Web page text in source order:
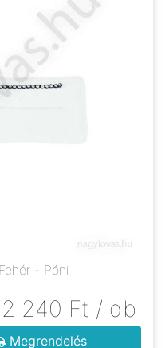
- Póni
2 240 Ft / db
Megrendelés